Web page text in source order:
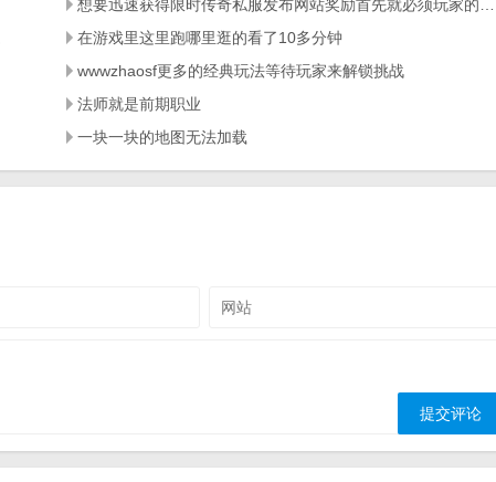
在游戏里这里跑哪里逛的看了10多分钟
wwwzhaosf更多的经典玩法等待玩家来解锁挑战
法师就是前期职业
一块一块的地图无法加载